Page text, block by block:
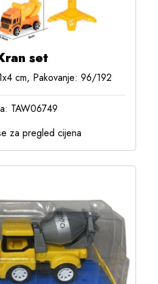
set
cm, Pakovanje: 96/192
TAW06749
za pregled cijena